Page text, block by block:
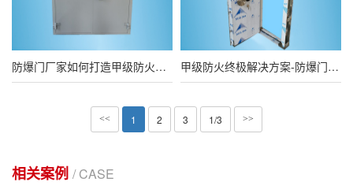
防爆门厂家如何打造甲级防火，助您安心使用 甲级防火终极解决方案-防爆门厂家推荐
<< 1 2 3 1/3 >>
相关案例 / CASE